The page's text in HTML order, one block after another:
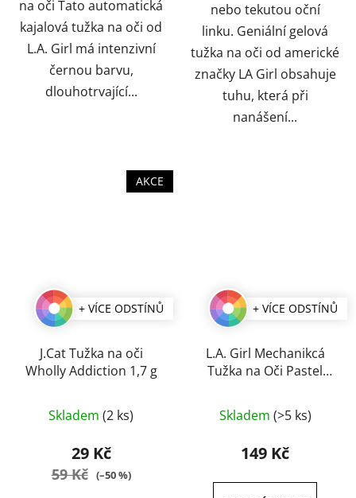
na oči Tato automatická
kajalová tužka na oči od
L.A. Girl má intenzivní
černou barvu,
dlouhotrvající...
nebo tekutou oční
linku. Geniální gelová
tužka na oči od americké
značky LA Girl obsahuje
tuhu, která při
nanášení...
AKCE
+ VÍCE ODSTÍNŮ
J.Cat Tužka na oči
Wholly Addiction 1,7 g
hodnocení
produktu
Skladem (2 ks)
29 Kč
59 Kč (–50 %)
+ VÍCE ODSTÍNŮ
L.A. Girl Mechanikcá
Tužka na Oči Pastel
hodnocení
produktu
5,0
Skladem (>5 ks)
149 Kč